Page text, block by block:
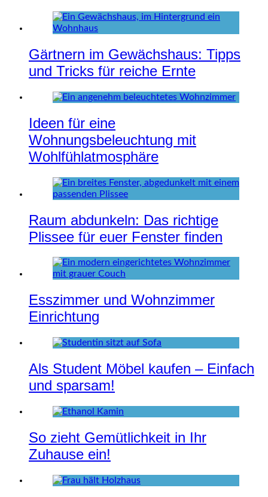
Gärtnern im Gewächshaus: Tipps
und Tricks für reiche Ernte
Ideen für eine
Wohnungsbeleuchtung mit
Wohlfühlatmosphäre
Raum abdunkeln: Das richtige
Plissee für euer Fenster finden
Esszimmer und Wohnzimmer
Einrichtung
Als Student Möbel kaufen – Einfach
und sparsam!
So zieht Gemütlichkeit in Ihr
Zuhause ein!